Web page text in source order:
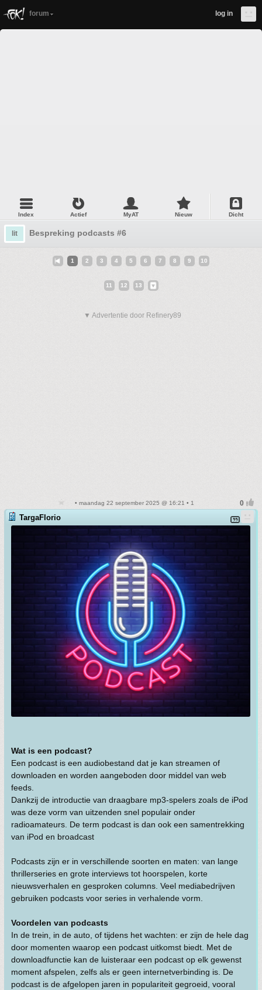
forum log in
Index Actief MyAT Nieuw Dicht
lit Bespreking podcasts #6
1 2 3 4 5 6 7 8 9 10
11 12 13
▼ Advertentie door Refinery89
• maandag 22 september 2025 @ 16:21 • 1
TargaFlorio
Wat is een podcast?
Een podcast is een audiobestand dat je kan streamen of
downloaden en worden aangeboden door middel van web
feeds.
Dankzij de introductie van draagbare mp3-spelers zoals de iPod
was deze vorm van uitzenden snel populair onder
radioamateurs. De term podcast is dan ook een samentrekking
van iPod en broadcast
Podcasts zijn er in verschillende soorten en maten: van lange
thrillerseries en grote interviews tot hoorspelen, korte
nieuwsverhalen en gesproken columns. Veel mediabedrijven
gebruiken podcasts voor series in verhalende vorm.
Voordelen van podcasts
In de trein, in de auto, of tijdens het wachten: er zijn de hele dag
door momenten waarop een podcast uitkomst biedt. Met de
downloadfunctie kan de luisteraar een podcast op elk gewenst
moment afspelen, zelfs als er geen internetverbinding is. De
podcast is de afgelopen jaren in populariteit gegroeid, vooral